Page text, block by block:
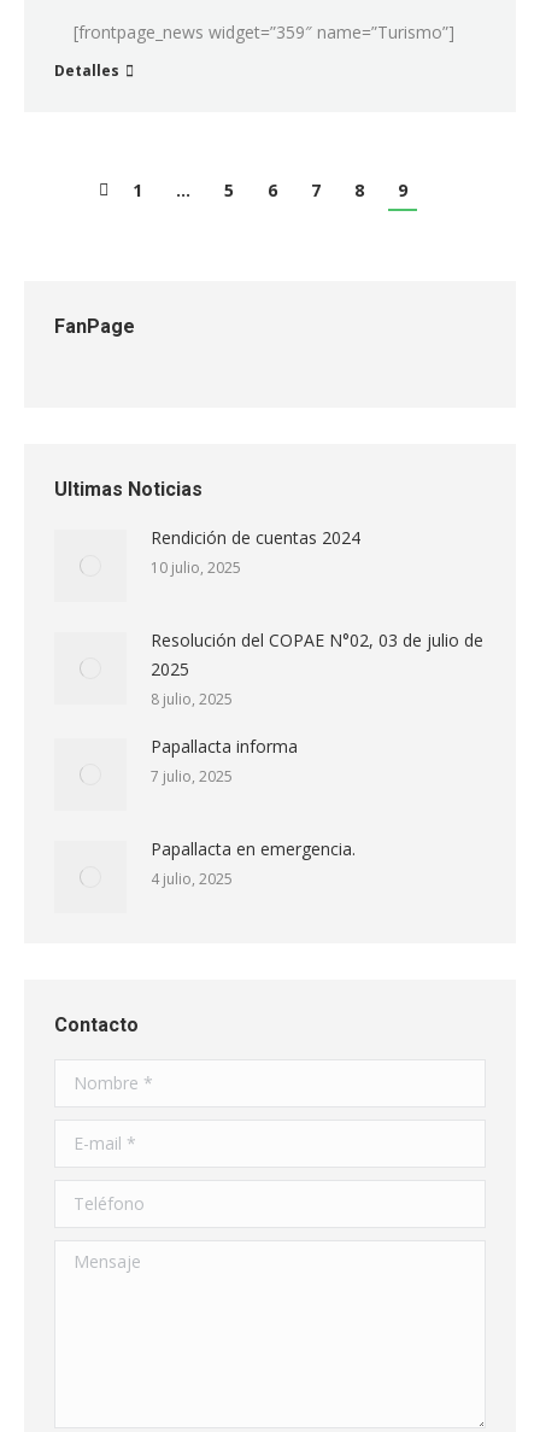
[frontpage_news widget=”359″ name=”Turismo”]
Detalles
1 … 5 6 7 8 9
FanPage
Ultimas Noticias
Rendición de cuentas 2024
10 julio, 2025
Resolución del COPAE N°02, 03 de julio de
2025
8 julio, 2025
Papallacta informa
7 julio, 2025
Papallacta en emergencia.
4 julio, 2025
Contacto
Nombre *
E-mail *
Teléfono
Mensaje